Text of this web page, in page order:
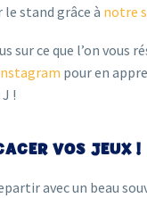
stand grâce à notre
sur ce que l’on vous
pour en
!
VOS JEUX !
avec un beau